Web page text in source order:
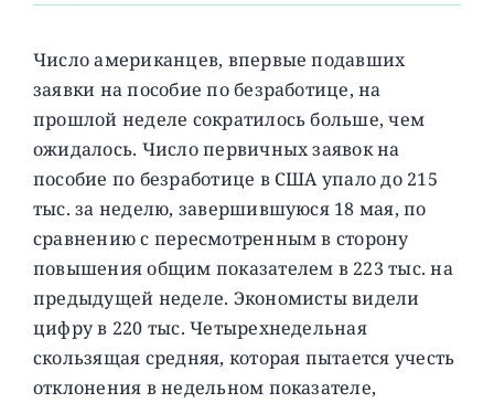
Число американцев, впервые подавших
заявки на пособие по безработице, на
прошлой неделе сократилось больше, чем
ожидалось. Число первичных заявок на
пособие по безработице в США упало до 215
тыс. за неделю, завершившуюся 18 мая, по
сравнению с пересмотренным в сторону
повышения общим показателем в 223 тыс. на
предыдущей неделе. Экономисты видели
цифру в 220 тыс. Четырехнедельная
скользящая средняя, которая пытается учесть
отклонения в недельном показателе,